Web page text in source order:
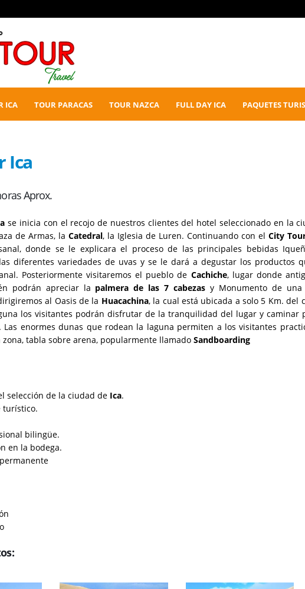
ICA TOUR PARACAS TOUR NAZCA FULL DAY ICA PAQUETES
Ica
Aprox.
se inicia con el recojo de nuestros clientes del hotel seleccionado en la
de Armas, la Catedral, la Iglesia de Luren. Continuando con el City
donde se le explicara el proceso de las principales bebidas
diferentes variedades de uvas y se le dará a degustar los productos
Posteriormente visitaremos el pueblo de Cachiche, lugar donde
podrán apreciar la palmera de las 7 cabezas y Monumento de
al Oasis de la Huacachina, la cual está ubicada a solo 5 Km. del
los visitantes podrán disfrutar de la tranquilidad del lugar y caminar
Las enormes dunas que rodean la laguna permiten a los visitantes
tabla sobre arena, popularmente llamado Sandboarding
selección de la ciudad de Ica.
turístico.
bilingüe.
en la bodega.